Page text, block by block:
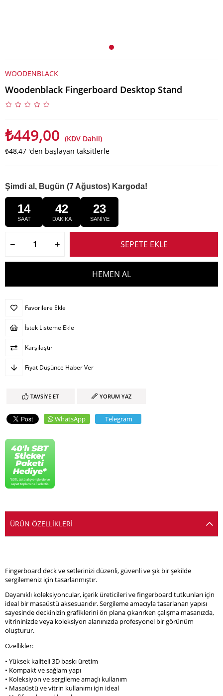
WOODENBLACK
Woodenblack Fingerboard Desktop Stand
₺449,00 (KDV Dahil)
₺48,47 'den başlayan taksitlerle
Şimdi al, Bugün (7 Ağustos) Kargoda!
14
SAAT
42
DAKİKA
23
SANİYE
Favorilere Ekle
İstek Listeme Ekle
Karşılaştır
Fiyat Düşünce Haber Ver
TAVSIYE ET YORUM YAZ
WhatsApp Telegram
ÜRÜN ÖZELLIKLERI
Fingerboard deck ve setlerinizi düzenli, güvenli ve şık bir şekilde
sergilemeniz için tasarlanmıştır.
Dayanıklı koleksiyoncular, içerik üreticileri ve fingerboard tutkunları için
ideal bir masaüstü aksesuarıdır. Sergileme amacıyla tasarlanan yapısı
sayesinde deckinizin grafiklerini ön plana çıkarırken çalışma masanızda,
vitrininizde veya koleksiyon alanınızda profesyonel bir görünüm
oluşturur.
Özellikler:
• Yüksek kaliteli 3D baskı üretim
• Kompakt ve sağlam yapı
• Koleksiyon ve sergileme amaçlı kullanım
• Masaüstü ve vitrin kullanımı için ideal